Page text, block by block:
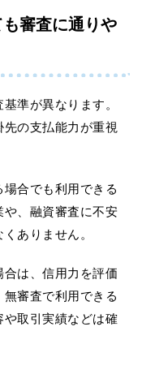
審査に通りや
準が異なります。
の支払能力が重視
合でも利用できる
、融資審査に不安
ありません。
合は、信用力を評価
審査で利用できる
取引実績などは確